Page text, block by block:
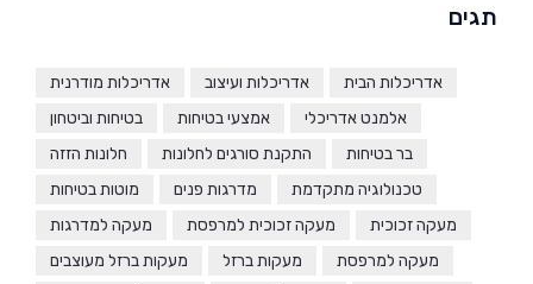
תגים
אדריכלות הבית אדריכלות ועיצוב
אדריכלות מודרנית
אלמנט אדריכלי
אמצעי בטיחות
בטיחות וביטחון
בר בטיחות
התקנת סורגים לחלונות
חלונות הזזה
טכנולוגיה מתקדמת
מדרגות פנים
מוטות בטיחות
מעקה זכוכית
מעקה זכוכית למרפסת
מעקה למדרגות
מעקה למרפסת
מעקות ברזל
מעקות ברזל מעוצבים